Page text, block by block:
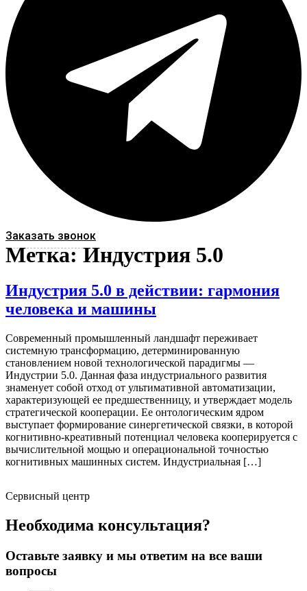
Заказать звонок
Метка:Индустрия 5.0
Индустрия 5.0 в действии: гармония
человека и машины
Современный промышленный ландшафт переживает
системную трансформацию, детерминированную
становлением новой технологической парадигмы —
Индустрии 5.0. Данная фаза индустриального развития
знаменует собой отход от ультимативной автоматизации,
характеризующей ее предшественницу, и утверждает модель
стратегической кооперации. Ее онтологическим ядром
выступает формирование синергетической связки, в которой
когнитивно-креативный потенциал человека кооперируется с
вычислительной мощью и операциональной точностью
когнитивных машинных систем. Индустриальная […]
Сервисный центр
Необходима консультация?
Оставьте заявку и мы ответим на все ваши
вопросы